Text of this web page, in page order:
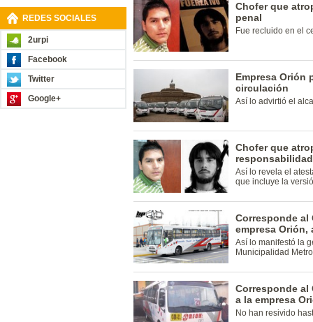
REDES SOCIALES
2urpi
Facebook
Twitter
Google+
Chofer que
penal
Fue recluido en el
Empresa Orión
circulación
Así lo advirtió el
Chofer que
responsabilidad
Así lo revela el
que incluye la
Corresponde al
empresa Orión,
Así lo manifestó la
Municipalidad
Corresponde al
a la empresa
No han resivido